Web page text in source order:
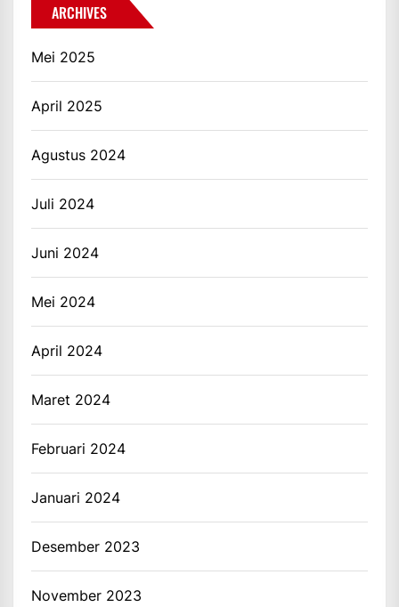
ARCHIVES
Mei 2025
April 2025
Agustus 2024
Juli 2024
Juni 2024
Mei 2024
April 2024
Maret 2024
Februari 2024
Januari 2024
Desember 2023
November 2023